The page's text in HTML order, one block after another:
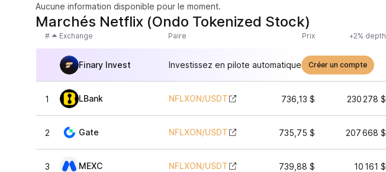
Aucune information disponible pour le moment.
Marchés Netflix (Ondo Tokenized Stock)
# Exchange Paire Prix +2% depth
Finary Invest Investissez en pilote automatique Créer un compte
1 LBank NFLXON/USDT 736,13 $ 230 278 $
2 Gate NFLXON/USDT 735,75 $ 207 668 $
3 MEXC NFLXON/USDT 739,88 $ 10 161 $